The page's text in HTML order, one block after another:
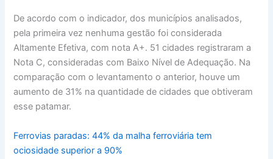
De acordo com o indicador, dos municípios analisados,
pela primeira vez nenhuma gestão foi considerada
Altamente Efetiva, com nota A+. 51 cidades registraram a
Nota C, consideradas com Baixo Nível de Adequação. Na
comparação com o levantamento o anterior, houve um
aumento de 31% na quantidade de cidades que obtiveram
esse patamar.
Ferrovias paradas: 44% da malha ferroviária tem
ociosidade superior a 90%